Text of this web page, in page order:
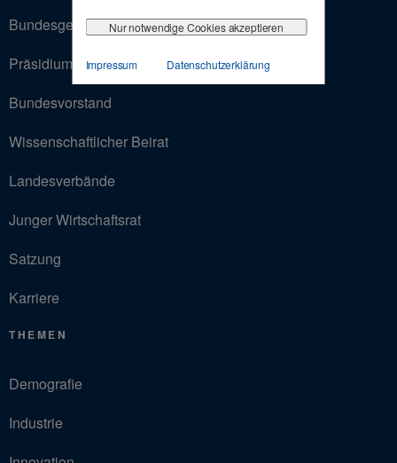
Nur notwendige Cookies akzeptieren
Impressum Datenschutzerklärung
Bundesgeschäftsstelle
Präsidium
Bundesvorstand
Wissenschaftlicher Beirat
Landesverbände
Junger Wirtschaftsrat
Satzung
Karriere
THEMEN
Demografie
Industrie